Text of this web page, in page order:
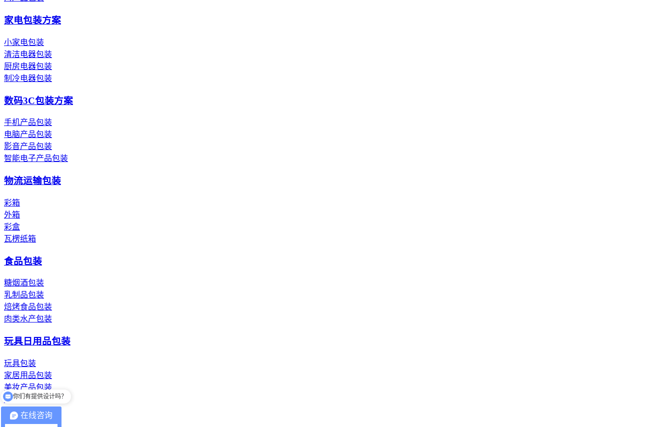
家电包装方案
小家电包装
清洁电器包装
厨房电器包装
制冷电器包装
数码3C包装方案
手机产品包装
电脑产品包装
影音产品包装
智能电子产品包装
物流运输包装
彩箱
外箱
彩盒
瓦楞纸箱
食品包装
糖烟酒包装
乳制品包装
焙烤食品包装
肉类水产包装
玩具日用品包装
玩具包装
家居用品包装
美妆产品包装
洗漱用品包装
纸浆模塑纸托
在线咨询
你们有提供设计吗？